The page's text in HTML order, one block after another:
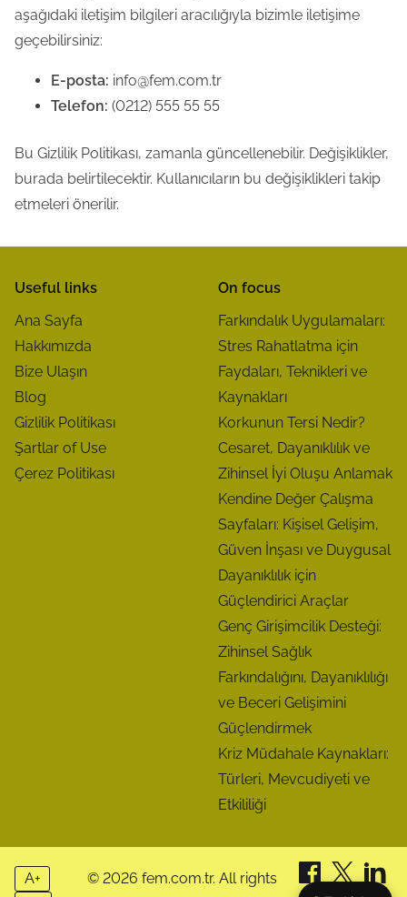
aşağıdaki iletişim bilgileri aracılığıyla bizimle iletişime
geçebilirsiniz:
E-posta: info@fem.com.tr
Telefon: (0212) 555 55 55
Bu Gizlilik Politikası, zamanla güncellenebilir. Değişiklikler,
burada belirtilecektir. Kullanıcıların bu değişiklikleri takip
etmeleri önerilir.
Useful links
Ana Sayfa
Hakkımızda
Bize Ulaşın
Blog
Gizlilik Politikası
Şartlar of Use
Çerez Politikası
On focus
Farkındalık Uygulamaları:
Stres Rahatlatma için
Faydaları, Teknikleri ve
Kaynakları
Korkunun Tersi Nedir?
Cesaret, Dayanıklılık ve
Zihinsel İyi Oluşu Anlamak
Kendine Değer Çalışma
Sayfaları: Kişisel Gelişim,
Güven İnşası ve Duygusal
Dayanıklılık için
Güçlendirici Araçlar
Genç Girişimcilik Desteği:
Zihinsel Sağlık
Farkındalığını, Dayanıklılığı
ve Beceri Gelişimini
Güçlendirmek
Kriz Müdahale Kaynakları:
Türleri, Mevcudiyeti ve
Etkililiği
A+
© 2026 fem.com.tr. All rights